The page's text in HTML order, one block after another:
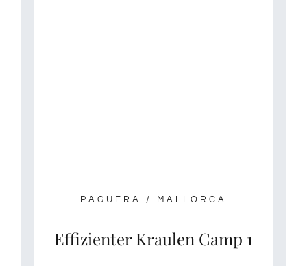
PAGUERA / MALLORCA
Effizienter Kraulen Camp 1